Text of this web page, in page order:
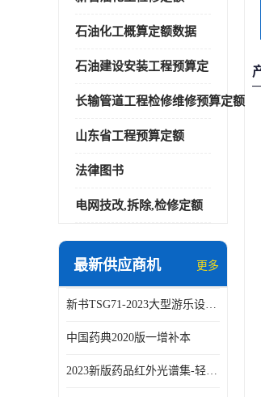
石油化工概算定额数据
石油建设安装工程预算定
长输管道工程检修维修预算定额
山东省工程预算定额
法律图书
电网技改,拆除,检修定额
最新供应商机 更多
新书TSG71-2023大型游乐设施安全技术规程
中国药典2020版一增补本
2023新版药品红外光谱集-轻工业出版社